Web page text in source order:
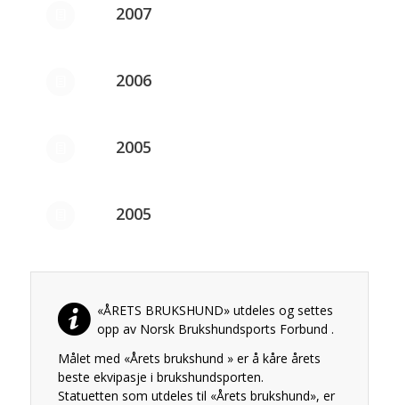
2007
2006
2005
2005
«ÅRETS BRUKSHUND» utdeles og settes
opp av Norsk Brukshundsports Forbund .
Målet med «Årets brukshund » er å kåre årets
beste ekvipasje i brukshundsporten.
Statuetten som utdeles til «Årets brukshund», er